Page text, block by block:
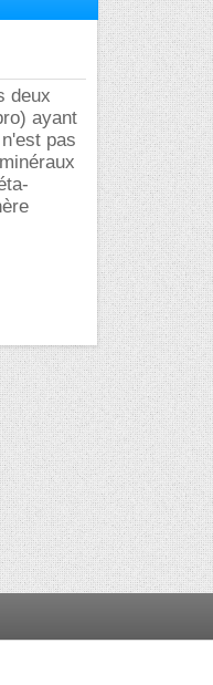
deux
ayant
pas